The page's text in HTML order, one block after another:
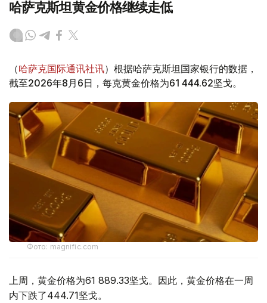
哈萨克斯坦黄金价格继续走低
（哈萨克国际通讯社讯）根据哈萨克斯坦国家银行的数据，
截至2026年8月6日，每克黄金价格为61 444.62坚戈。
Фото: magnific.com
上周，黄金价格为61 889.33坚戈。因此，黄金价格在一周
内下跌了444.71坚戈。